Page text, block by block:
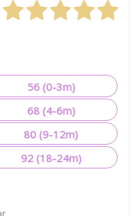
56 (0-3m)
68 (4-6m)
80 (9-12m)
92 (18-24m)